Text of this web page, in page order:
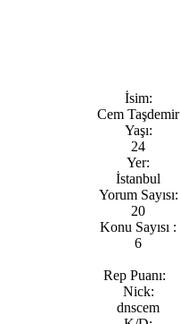
İsim:
Cem Taşdemir
Yaşı:
24
Yer:
İstanbul
Yorum Sayısı:
20
Konu Sayısı :
6
Rep Puanı:
Nick:
dnscem